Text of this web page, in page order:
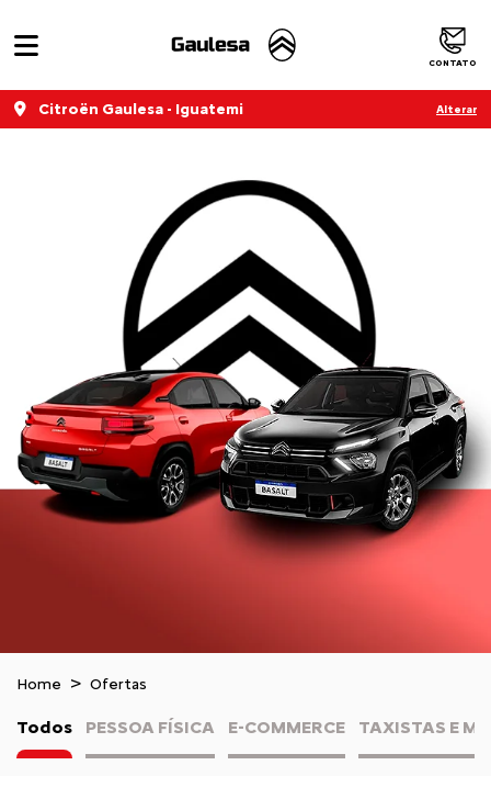
CONTATO
Citroën Gaulesa - Iguatemi Alterar
Home Ofertas
Todos PESSOA FÍSICA E-COMMERCE TAXISTAS E